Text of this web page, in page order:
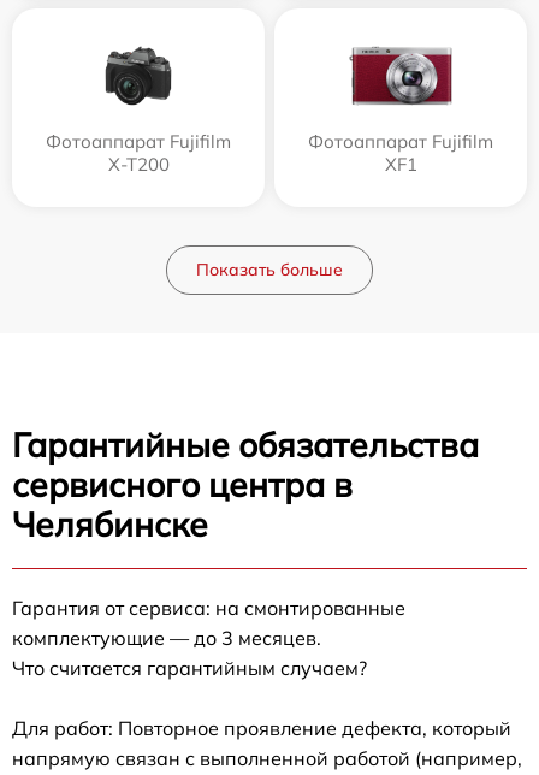
Фотоаппарат Fujifilm
X-T200
Фотоаппарат Fujifilm
XF1
Показать больше
Гарантийные обязательства
сервисного центра в
Челябинске
Гарантия от сервиса: на смонтированные
комплектующие — до 3 месяцев.
Что считается гарантийным случаем?
Для работ: Повторное проявление дефекта, который
напрямую связан с выполненной работой (например,